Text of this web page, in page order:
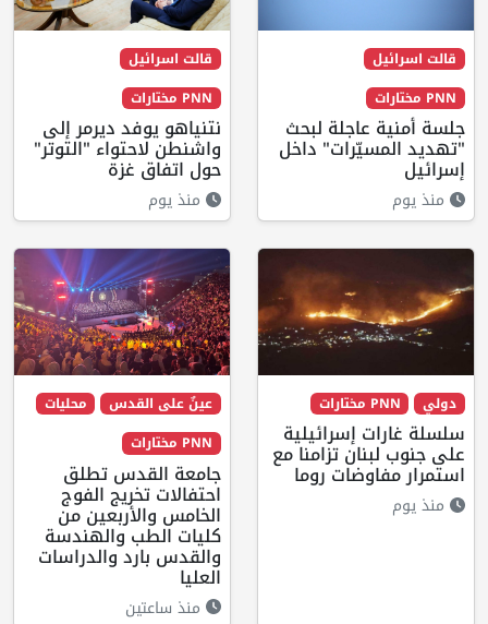
قالت اسرائيل
PNN مختارات
جلسة أمنية عاجلة لبحث
"تهديد المسيّرات" داخل
إسرائيل
منذ يوم
قالت اسرائيل
PNN مختارات
نتنياهو يوفد ديرمر إلى
واشنطن لاحتواء "التوتر"
حول اتفاق غزة
منذ يوم
دولي PNN مختارات
سلسلة غارات إسرائيلية
على جنوب لبنان تزامنا مع
استمرار مفاوضات روما
منذ يوم
عينٌ على القدس
محليات
PNN مختارات
جامعة القدس تطلق
احتفالات تخريج الفوج
الخامس والأربعين من
كليات الطب والهندسة
والقدس بارد والدراسات
العليا
منذ ساعتين